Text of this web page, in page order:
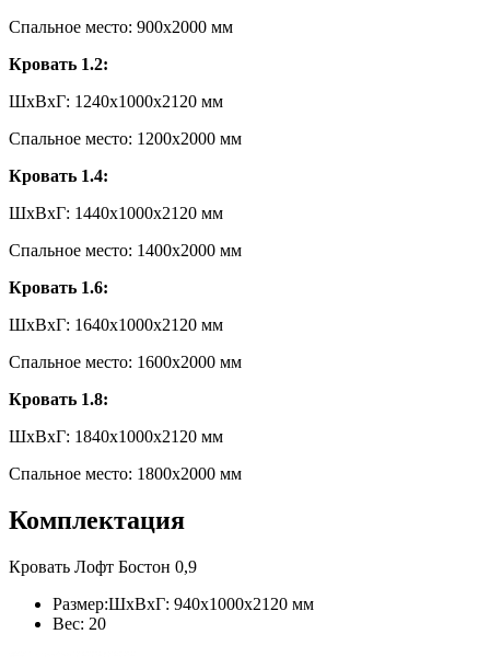
Спальное место: 900х2000 мм
Кровать 1.2:
ШxВxГ: 1240x1000x2120 мм
Спальное место: 1200х2000 мм
Кровать 1.4:
ШxВxГ: 1440x1000x2120 мм
Спальное место: 1400х2000 мм
Кровать 1.6:
ШxВxГ: 1640x1000x2120 мм
Спальное место: 1600х2000 мм
Кровать 1.8:
ШxВxГ: 1840x1000x2120 мм
Спальное место: 1800х2000 мм
Комплектация
Кровать Лофт Бостон 0,9
Размер:ШxВxГ: 940x1000x2120 мм
Вес: 20